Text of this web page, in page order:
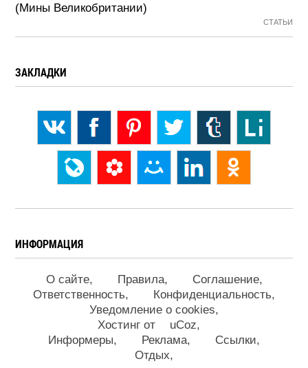
(Мины Великобритании)
СТАТЬИ
ЗАКЛАДКИ
ИНФОРМАЦИЯ
О сайте Правила
Соглашение
Ответственность
Конфиденциальность
Уведомление о cookies
Хостинг от
uCoz
Информеры
Реклама
Ссылки
Отдых